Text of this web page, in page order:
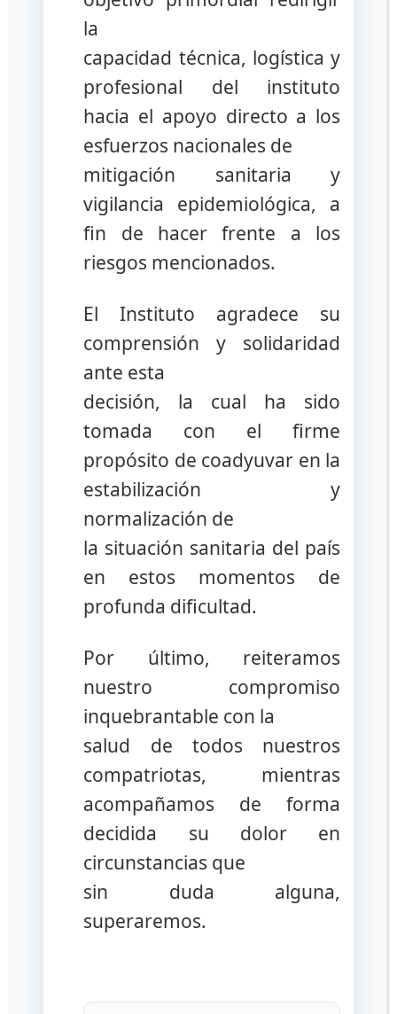
COVID-19,INHRR ,SARS-CoV-2 ,Venezuela
Deja un comentario
Inicia
Especialización en
Micología y
impartida desde el
INHRR
27/09/2022 poradministrador
El programa de formación en formato
semipresencial utilizará las tecnologías de
información y comunicación para ampliar la
participación regional de profesionales de la Red
de Laboratorios de Salud Pública de Venezuela.
Esta semana inician los posgrados en las áreas
de Micología Médica y Vigilancia Sanitaria de
Medicamentos del Instituto Nacional de Higiene
Rafael Rangel (Inhrr), …Leer más
2 comentarios
la
capacidad técnica, logística y
profesional del instituto
hacia el apoyo directo a los
esfuerzos nacionales de
mitigación sanitaria y
vigilancia epidemiológica, a
fin de hacer frente a los
riesgos mencionados.
El Instituto agradece su
comprensión y solidaridad
ante esta
decisión, la cual ha sido
tomada con el firme
propósito de coadyuvar en la
estabilización y
normalización de
la situación sanitaria del país
en estos momentos de
profunda dificultad.
Por último, reiteramos
nuestro compromiso
inquebrantable con la
salud de todos nuestros
compatriotas, mientras
acompañamos de forma
decidida su dolor en
circunstancias que
sin duda alguna,
superaremos.